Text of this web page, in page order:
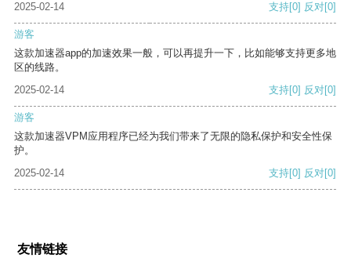
2025-02-14
支持[0] 反对[0]
游客
这款加速器app的加速效果一般，可以再提升一下，比如能够支持更多地
区的线路。
2025-02-14
支持[0] 反对[0]
游客
这款加速器VPM应用程序已经为我们带来了无限的隐私保护和安全性保
护。
2025-02-14
支持[0] 反对[0]
友情链接